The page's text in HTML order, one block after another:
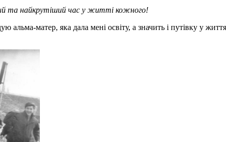
та найкрутіший час у житті кожного!
альма-матер, яка дала мені освіту, а значить і путівку у